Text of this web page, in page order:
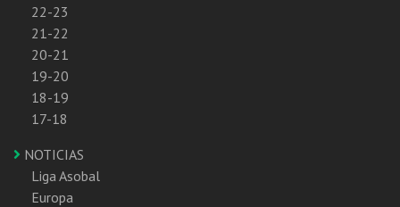
22-23
21-22
20-21
19-20
18-19
17-18
NOTICIAS
Liga Asobal
Europa